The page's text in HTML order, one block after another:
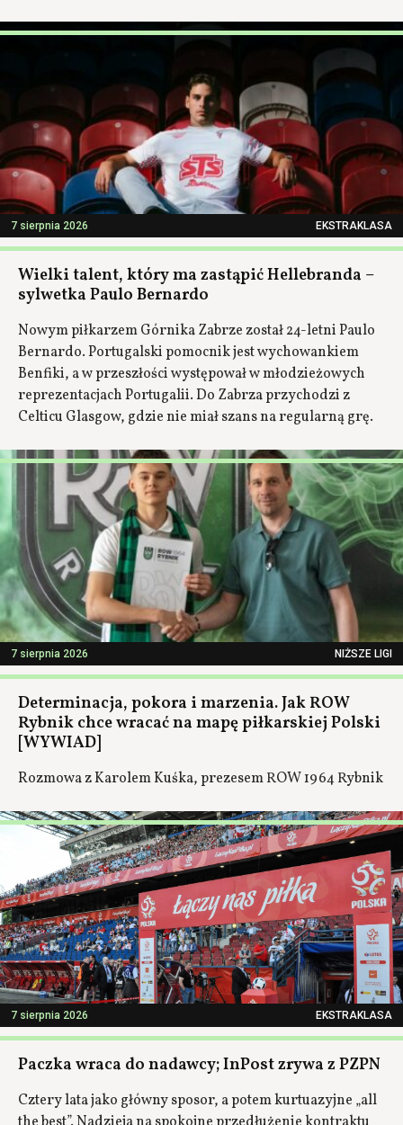
7 sierpnia 2026 EKSTRAKLASA
Wielki talent, który ma zastąpić Hellebranda –
sylwetka Paulo Bernardo
Nowym piłkarzem Górnika Zabrze został 24-letni Paulo
Bernardo. Portugalski pomocnik jest wychowankiem
Benfiki, a w przeszłości występował w młodzieżowych
reprezentacjach Portugalii. Do Zabrza przychodzi z
Celticu Glasgow, gdzie nie miał szans na regularną grę.
7 sierpnia 2026 NIŻSZE LIGI
Determinacja, pokora i marzenia. Jak ROW
Rybnik chce wracać na mapę piłkarskiej Polski
[WYWIAD]
Rozmowa z Karolem Kuśka, prezesem ROW 1964 Rybnik
7 sierpnia 2026 EKSTRAKLASA
Paczka wraca do nadawcy; InPost zrywa z PZPN
Cztery lata jako główny sposor, a potem kurtuazyjne „all